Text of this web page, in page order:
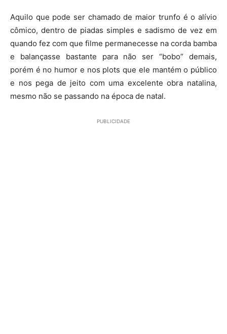
Aquilo que pode ser chamado de maior trunfo é o alívio
cômico, dentro de piadas simples e sadismo de vez em
quando fez com que filme permanecesse na corda bamba
e balançasse bastante para não ser “bobo” demais,
porém é no humor e nos plots que ele mantém o público
e nos pega de jeito com uma excelente obra natalina,
mesmo não se passando na época de natal.
PUBLICIDADE